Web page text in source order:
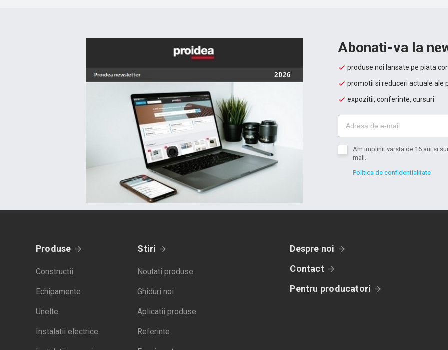
Abonati-va la
produse noi lansate pe piata
promotii si reduceri actuale ale
expozitii, conferinte, cursuri
Am implinit varsta de 16 ani si
mail.
Politica de confidentialitate
Produse
Constructii
Echipamente
Unelte
Instalatii electrice
Stiri
Noutati produse
Ghiduri noi
Aplicatii produse
Referinte
Despre noi
Contact
Pentru producatori